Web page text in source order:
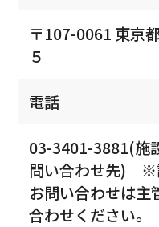
〒107-0061 東京
５
電話
03-3401-3881(施
問い合わせ先) ※
お問い合わせは主
合わせください。